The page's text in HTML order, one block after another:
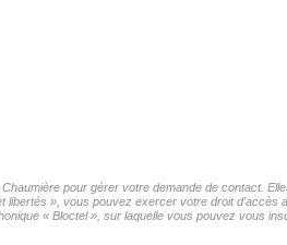
pour gérer votre demande de contact.
», vous pouvez exercer votre droit
« Bloctel », sur laquelle vous pouvez vous